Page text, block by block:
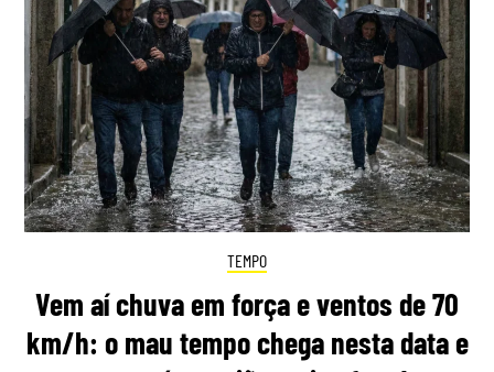
TEMPO
Vem aí chuva em força e ventos de 70
km/h: o mau tempo chega nesta data e